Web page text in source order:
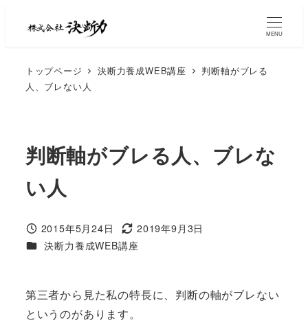
MENU
トップページ 決断力養成WEB講座
判断軸がブレる
人、ブレない人
判断軸がブレる人、ブレな
い人
2015年5月24日
2019年9月3日
決断力養成WEB講座
第三者から見た私の特長に、判断の軸がブレない
というのがあります。